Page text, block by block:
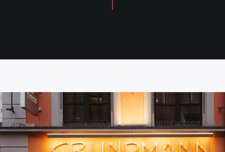
SEITE
SEITESEITESEITE